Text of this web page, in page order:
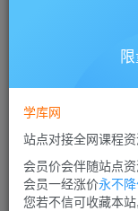
摸鱼思维《虚拟
此内容为付费资源
您
学库网
站点对接全网课程
会员价会伴随站点
会员一经涨价永不
您若不信可收藏本